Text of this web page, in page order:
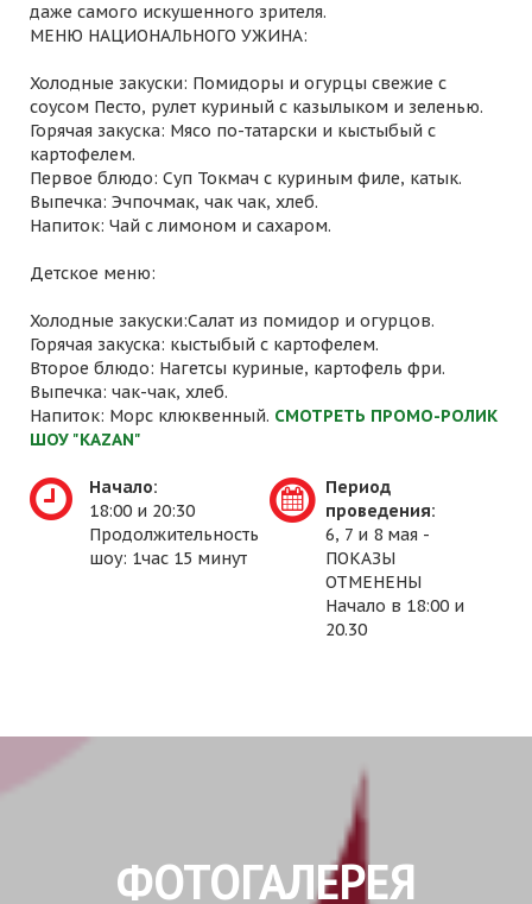
даже самого искушенного зрителя.
МЕНЮ НАЦИОНАЛЬНОГО УЖИНА:
Холодные закуски: Помидоры и огурцы свежие с
соусом Песто, рулет куриный с казылыком и зеленью.
Горячая закуска: Мясо по-татарски и кыстыбый с
картофелем.
Первое блюдо: Суп Токмач с куриным филе, катык.
Выпечка: Эчпочмак, чак чак, хлеб.
Напиток: Чай с лимоном и сахаром.
Детское меню:
Холодные закуски:Салат из помидор и огурцов.
Горячая закуска: кыстыбый с картофелем.
Второе блюдо: Нагетсы куриные, картофель фри.
Выпечка: чак-чак, хлеб.
Напиток: Морс клюквенный. СМОТРЕТЬ ПРОМО-РОЛИК
ШОУ "KAZAN"
Начало:
18:00 и 20:30
Продолжительность
шоу: 1час 15 минут
Период
проведения:
6, 7 и 8 мая -
ПОКАЗЫ
ОТМЕНЕНЫ
Начало в 18:00 и
20.30
ФОТОГАЛЕРЕЯ